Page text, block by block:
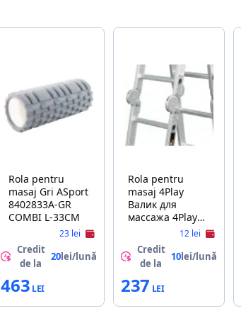
Rola pentru
masaj Gri ASport
8402833A-GR
COMBI L-33CM
23 lei
Credit
de la
20lei/lună
463
Rola pentru
masaj 4Play
Валик для
массажа 4Play
Flex 33x14cm12 lei
Credit
de la
10lei/lună
237